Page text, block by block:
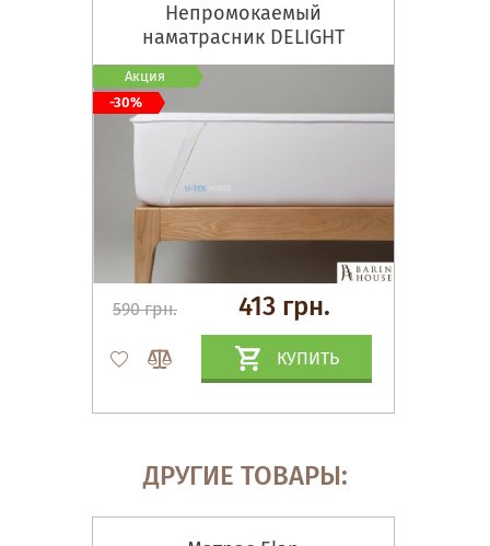
Непромокаемый
наматрасник DELIGHT
590 грн. 413 грн.
КУПИТЬ
Акция
-30%
ДРУГИЕ ТОВАРЫ: